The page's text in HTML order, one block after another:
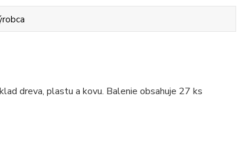
dreva, plastu a kovu. Balenie obsahuje 27 ks